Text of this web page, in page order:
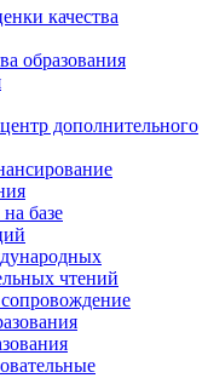
качества
образования
дополнительного
базе
чтений